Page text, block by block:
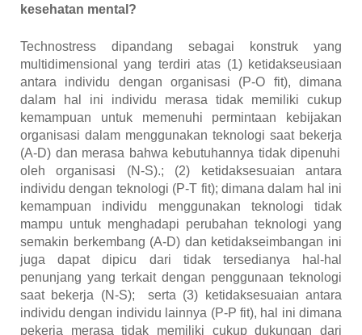
kesehatan mental ?
Technostress dipandang sebagai konstruk yang
multidimensional yang terdiri atas (1) ketidakseusiaan
antara individu dengan organisasi (P-O fit), dimana
da am hal ini individu merasa tidak memiliki cukup
kemampuan untuk memenuhi permintaan kebijakan
organisasi dalam menggunakan teknologi saat bekerja
(A-D) dan merasa bahwa kebutuhannya tidak dipenuhi
oleh organisasi (N-S).; (2) ketidaksesuaian antara
individu dengan teknologi (P-T fit); dimana dalam hal ini
kemampuan individu menggunakan teknologi tidak
mampu untuk menghadapi perubahan teknologi yang
semakin berkembang (A-D) dan ketidakseimbangan ini
juga dapat dipicu dari tidak tersedianya hal-hal
penunjang yang terkait dengan penggunaan teknologi
saat bekerja (N-S); serta (3) ketidaksesuaian antara
individu dengan individu lainnya (P-P fit), hal ini dimana
pekerja merasa tidak memiliki cukup dukungan dari